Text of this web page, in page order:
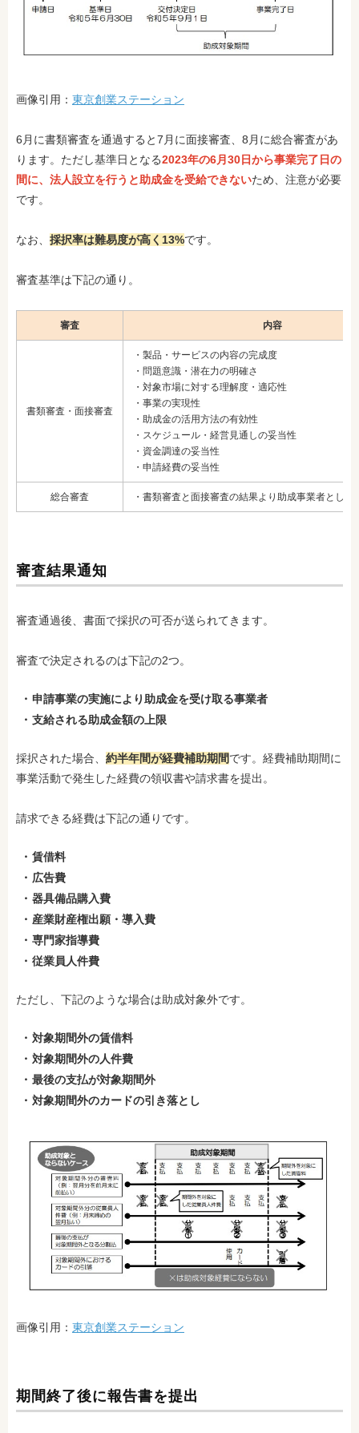
画像引用： 東京創業ステーション
6月に書類審査を通過すると7月に面接審査、8月に総合審査があ
ります。ただし基準日となる2023年の6月30日から事業完了日の
間に、法人設立を行うと助成金を受給できないため、注意が必要
です。
なお、 採択率は難易度が高く13%です。
審査基準は下記の通り。
審査 内容
書類審査・面接審査
・製品・サービスの内容の完成度
・問題意識・潜在力の明確さ
・対象市場に対する理解度・適応性
・事業の実現性
・助成金の活用方法の有効性
・スケジュール・経営見通しの妥当性
・資金調達の妥当性
・申請経費の妥当性
総合審査 ・書類審査と面接審査の結果より助成事業者として
審査結果通知
審査通過後、書面で採択の可否が送られてきます。
審査で決定されるのは下記の2つ。
申請事業の実施により助成金を受け取る事業者
支給される助成金額の上限
採択された場合、 約半年間が経費補助期間です。経費補助期間に
事業活動で発生した経費の領収書や請求書を提出。
請求できる経費は下記の通りです。
賃借料
広告費
器具備品購入費
産業財産権出願・導入費
専門家指導費
従業員人件費
ただし、下記のような場合は助成対象外です。
対象期間外の賃借料
対象期間外の人件費
最後の支払が対象期間外
対象期間外のカードの引き落とし
画像引用： 東京創業ステーション
期間終了後に報告書を提出